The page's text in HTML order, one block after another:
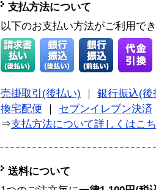
支払方法について
以下のお支払い方法がご利用で
売掛取引(後払い) ｜ 銀行振込(後
換宅配便 ｜ セブンイレブン決済
⇒支払方法について詳しくはこ
送料について